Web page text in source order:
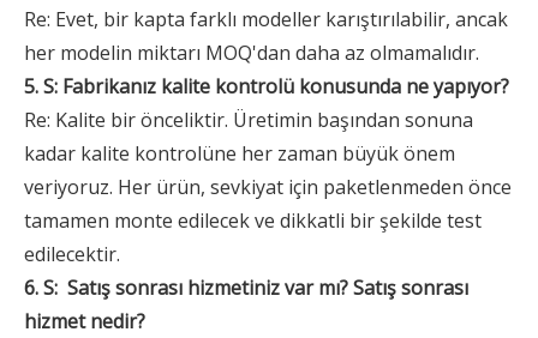
Re: Evet, bir kapta farklı modeller karıştırılabilir, ancak
her modelin miktarı MOQ'dan daha az olmamalıdır.
5. S: Fabrikanız kalite kontrolü konusunda ne yapıyor?
Re: Kalite bir önceliktir. Üretimin başından sonuna
kadar kalite kontrolüne her zaman büyük önem
veriyoruz. Her ürün, sevkiyat için paketlenmeden önce
tamamen monte edilecek ve dikkatli bir şekilde test
edilecektir.
6. S: Satış sonrası hizmetiniz var mı? Satış sonrası
hizmet nedir?